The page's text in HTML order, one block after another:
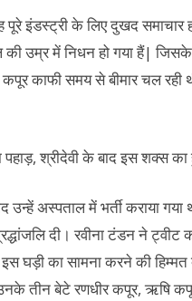
इंडस्ट्री के लिए दुखद
उम्र में निधन हो गया हैं| जिसके
काफी समय से बीमार चल रही
अस्‍पताल में भर्ती कराया
दी। रवीना टंडन ने ट्वीट
घड़ी का सामना करने की
तीन बेटे रणधीर कपूर, ऋषि